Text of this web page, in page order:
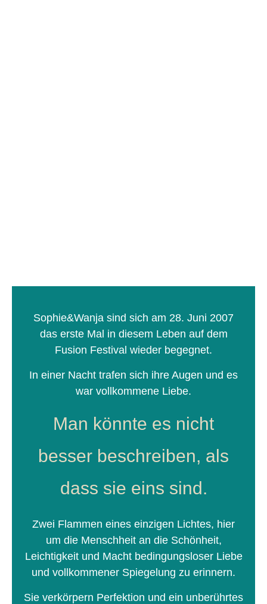
Sophie&Wanja sind sich am 28. Juni 2007
das erste Mal in diesem Leben auf dem
Fusion Festival wieder begegnet.
In einer Nacht trafen sich ihre Augen und es
war vollkommene Liebe.
Man könnte es nicht
besser beschreiben, als
dass sie eins sind.
Zwei Flammen eines einzigen Lichtes, hier
um die Menschheit an die Schönheit,
Leichtigkeit und Macht bedingungsloser Liebe
und vollkommener Spiegelung zu erinnern.
Sie verkörpern Perfektion und ein unberührtes